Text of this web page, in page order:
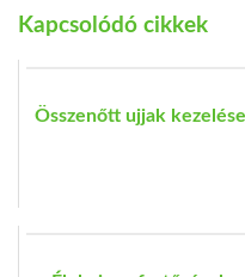
Kapcsolódó cikkek
Összenőtt ujjak kezelése